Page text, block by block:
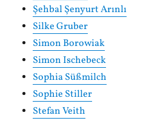
Şehbal Şenyurt Arınlı
Silke Gruber
Simon Borowiak
Simon Ischebeck
Sophia Süßmilch
Sophie Stiller
Stefan Veith